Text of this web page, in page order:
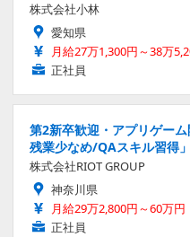
株式会社小林
愛知県
月給27万1,300円～38万
正社員
第2新卒歓迎・アプリゲー
残業少なめ/QAスキル習得」
株式会社RIOT GROUP
神奈川県
月給29万2,800円～60万円
正社員